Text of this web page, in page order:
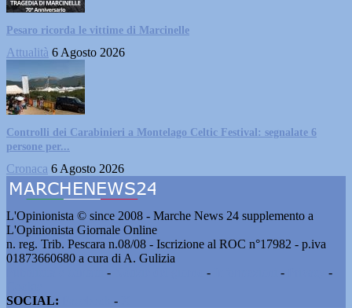
Pesaro ricorda le vittime di Marcinelle
Attualità 6 Agosto 2026
Controlli dei Carabinieri a Montelago Celtic Festival: segnalate 6
persone per...
Cronaca 6 Agosto 2026
L'Opinionista © since 2008 - Marche News 24 supplemento a
L'Opinionista Giornale Online
n. reg. Trib. Pescara n.08/08 - Iscrizione al ROC n°17982 - p.iva
01873660680 a cura di A. Gulizia
- - -
-
SOCIAL:
-